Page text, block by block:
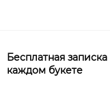
Бесплатная записка
каждом букете